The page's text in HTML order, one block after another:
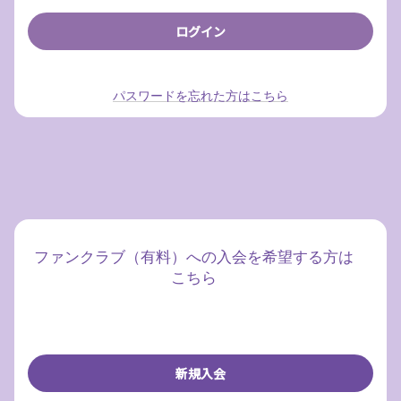
パスワードを忘れた方はこちら
ファンクラブ（有料）への入会を希望する方は
こちら